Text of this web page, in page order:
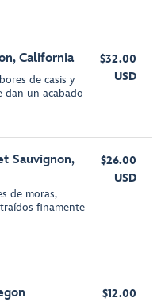
California
de casis y
dan un acabado
$32.00
USD
Sauvignon,
de moras,
finamente
$26.00
USD
$12.00